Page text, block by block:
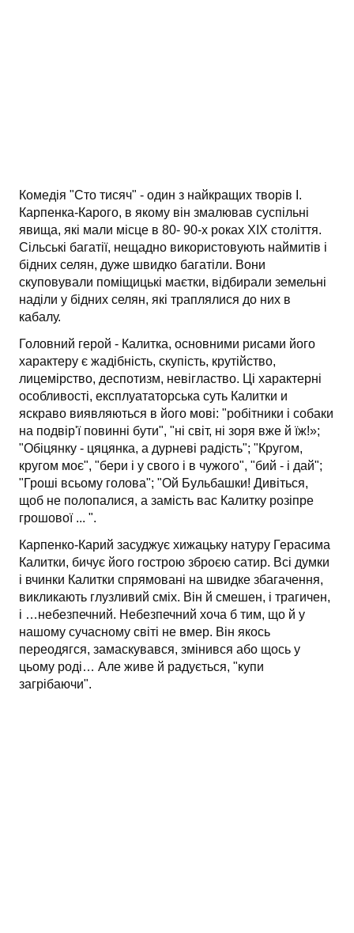
Комедія "Сто тисяч" - один з найкращих творів І.
Карпенка-Карого, в якому він змалював суспільні
явища, які мали місце в 80- 90-х роках ХІХ століття.
Сільські багатії, нещадно використовують наймитів і
бідних селян, дуже швидко багатіли. Вони
скуповували поміщицькі маєтки, відбирали земельні
наділи у бідних селян, які траплялися до них в
кабалу.
Головний герой - Калитка, основними рисами його
характеру є жадібність, скупість, крутійство,
лицемірство, деспотизм, невігластво. Ці характерні
особливості, експлуататорська суть Калитки и
яскраво виявляються в його мові: "робітники і собаки
на подвір'ї повинні бути", "ні світ, ні зоря вже й їж!»;
"Обіцянку - цяцянка, а дурневі радість"; "Кругом,
кругом моє", "бери і у свого і в чужого", "бий - і дай";
"Гроші всьому голова"; "Ой Бульбашки! Дивіться,
щоб не полопалися, а замість вас Калитку розіпре
грошової ... ".
Карпенко-Карий засуджує хижацьку натуру Герасима
Калитки, бичує його гострою зброєю сатир. Всі думки
і вчинки Калитки спрямовані на швидке збагачення,
викликають глузливий сміх. Він й смешен, і трагичен,
і …небезпечний. Небезпечний хоча б тим, що й у
нашому сучасному світі не вмер. Він якось
переодягся, замаскувався, змінився або щось у
цьому роді… Але живе й радується, "купи
загрібаючи".